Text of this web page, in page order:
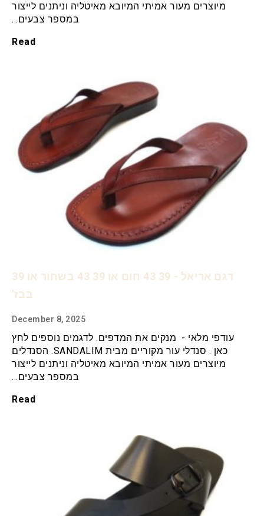
מיוצרים מעור אמיתי המיובא מאיטליה וניתנים לייצור
במספר צבעים…
Read
דגם אריאל - 39 43 חום או 39 43 בשחור או 39
בבז'
December 8, 2025
עודפי מלאי - מנקים את המדפים. לדגמים נוספים לחץ
כאן . סנדלי עור מקוריים מבית SANDALIM. הסנדלים
מיוצרים מעור אמיתי המיובא מאיטליה וניתנים לייצור
במספר צבעים…
Read